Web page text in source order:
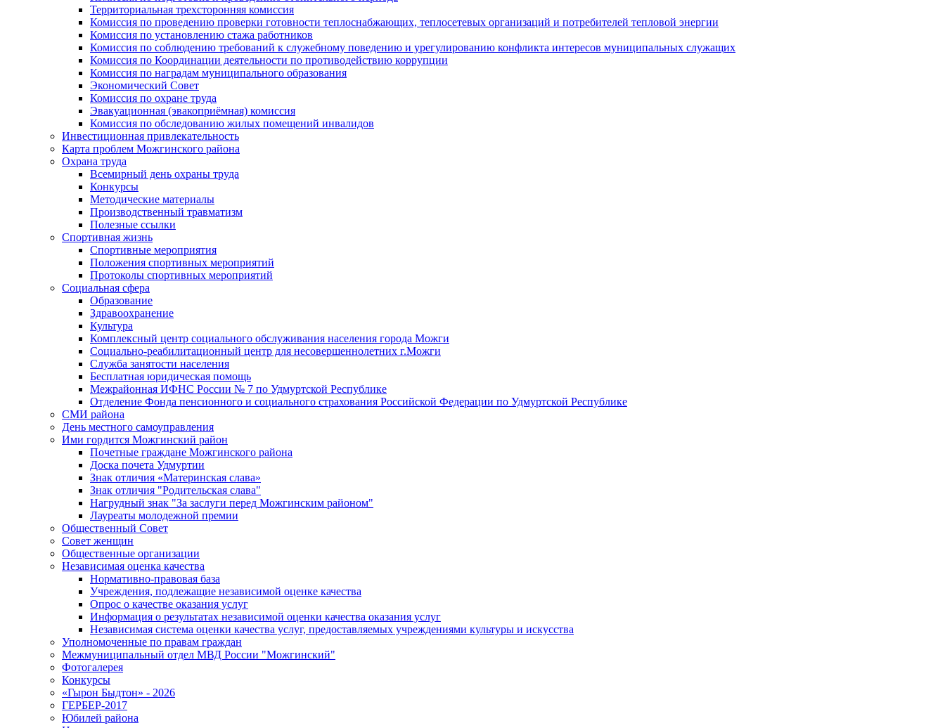
Территориальная трехсторонняя комиссия
Комиссия по проведению проверки готовности теплоснабжающих, теплосетевых организаций и потребителей тепловой энергии
Комиссия по установлению стажа работников
Комиссия по соблюдению требований к служебному поведению и урегулированию конфликта интересов муниципальных служащих
Комиссия по Координации деятельности по противодействию коррупции
Комиссия по наградам муниципального образования
Экономический Совет
Комиссия по охране труда
Эвакуационная (эвакоприёмная) комиссия
Комиссия по обследованию жилых помещений инвалидов
Инвестиционная привлекательность
Карта проблем Можгинского района
Охрана труда
Всемирный день охраны труда
Конкурсы
Методические материалы
Производственный травматизм
Полезные ссылки
Спортивная жизнь
Спортивные мероприятия
Положения спортивных мероприятий
Протоколы спортивных мероприятий
Социальная сфера
Образование
Здравоохранение
Культура
Комплексный центр социального обслуживания населения города Можги
Социально-реабилитационный центр для несовершеннолетних г.Можги
Служба занятости населения
Бесплатная юридическая помощь
Межрайонная ИФНС России № 7 по Удмуртской Республике
Отделение Фонда пенсионного и социального страхования Российской Федерации по Удмуртской Республике
СМИ района
День местного самоуправления
Ими гордится Можгинский район
Почетные граждане Можгинского района
Доска почета Удмуртии
Знак отличия «Материнская слава»
Знак отличия "Родительская слава"
Нагрудный знак "За заслуги перед Можгинским районом"
Лауреаты молодежной премии
Общественный Совет
Совет женщин
Общественные организации
Независимая оценка качества
Нормативно-правовая база
Учреждения, подлежащие независимой оценке качества
Опрос о качестве оказания услуг
Информация о результатах независимой оценки качества оказания услуг
Независимая система оценки качества услуг, предоставляемых учреждениями культуры и искусства
Уполномоченные по правам граждан
Межмуниципальный отдел МВД России "Можгинский"
Фотогалерея
Конкурсы
«Гырон Быдтон» - 2026
ГЕРБЕР-2017
Юбилей района